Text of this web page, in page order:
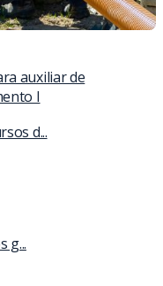
auxiliar de
I
d...
g...